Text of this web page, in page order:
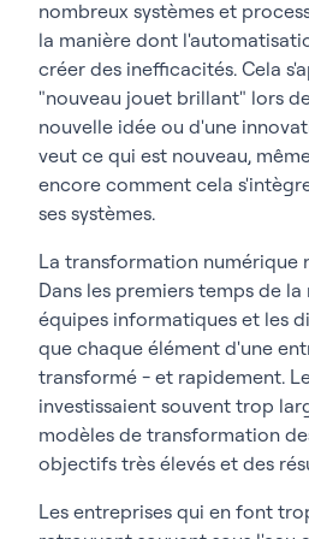
nombreux systèmes et
la manière dont
créer des inefficacités. Cela
"nouveau jouet brillant" lors
nouvelle idée ou d'une
veut ce qui est nouveau,
encore comment cela
ses systèmes.
La transformation numérique
Dans les premiers temps de
équipes informatiques et les
que chaque élément d'une
transformé - et rapidement.
investissaient souvent trop
modèles de transformation
objectifs très élevés et des
Les entreprises qui en font